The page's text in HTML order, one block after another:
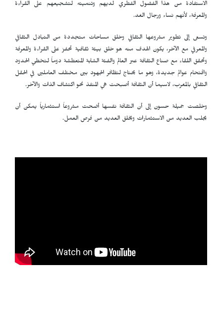
الاستفادة من هذا الفضول الفطري لديهم وتنميته لتشجيعهم على القراءة
والمعرفة، لأنهم نساء ورجال الغد.
وتسعى إلى تطوير مشروعها الثقافي وخلق مساحات متجددة من التبادل الثقافي
والمعرفي مع الآخر، يكون الهدف منه هو خلق بيئة ثقافية تحفز على القراءة والمعرفة
وتحقق اللقاء مع صناع الثقافة عبر العالم والفئة الشابة المتعطشة دوماً لتخطي الحدود
واقتحام عوالم جديدة، وهو ما يحتاج لتظافر الجهود بين مختلف العاملين في الحقل
الثقافي بالمغرب، لاسيما أن الثقافة أصبحت هي المنفذ نحو اكتشاف الذات والآخر.
وخلصت جميلة حسون إلى أن الثقافة نفسها أضحت مشروعاً استثمارياً يمكن أن
يجلب العديد من الاستثمارات ويخلق العديد من فرص العمل.